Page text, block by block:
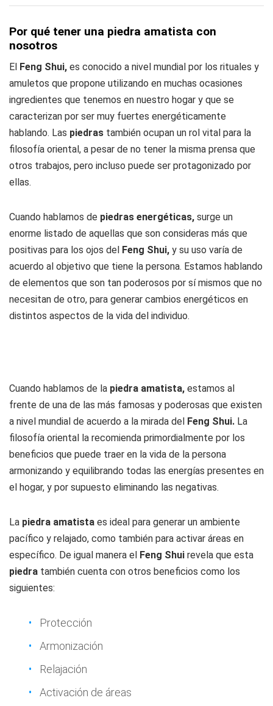
Por qué tener una piedra amatista con
nosotros
El Feng Shui, es conocido a nivel mundial por los rituales y
amuletos que propone utilizando en muchas ocasiones
ingredientes que tenemos en nuestro hogar y que se
caracterizan por ser muy fuertes energéticamente
hablando. Las piedras también ocupan un rol vital para la
filosofía oriental, a pesar de no tener la misma prensa que
otros trabajos, pero incluso puede ser protagonizado por
ellas.
Cuando hablamos de piedras energéticas, surge un
enorme listado de aquellas que son consideras más que
positivas para los ojos del Feng Shui, y su uso varía de
acuerdo al objetivo que tiene la persona. Estamos hablando
de elementos que son tan poderosos por sí mismos que no
necesitan de otro, para generar cambios energéticos en
distintos aspectos de la vida del individuo.
Cuando hablamos de la piedra amatista, estamos al
frente de una de las más famosas y poderosas que existen
a nivel mundial de acuerdo a la mirada del Feng Shui. La
filosofía oriental la recomienda primordialmente por los
beneficios que puede traer en la vida de la persona
armonizando y equilibrando todas las energías presentes en
el hogar, y por supuesto eliminando las negativas.
La piedra amatista es ideal para generar un ambiente
pacífico y relajado, como también para activar áreas en
específico. De igual manera el Feng Shui revela que esta
piedra también cuenta con otros beneficios como los
siguientes:
Protección
Armonización
Relajación
Activación de áreas